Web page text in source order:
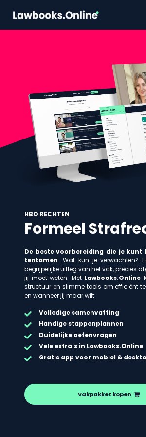
FAQ
Contact
HBO RECHTEN
Formeel
De beste voorbereiding die je kunt
tentamen. Wat kun je verwachten?
begrijpelijke uitleg van het vak, precies
jij moet weten. Met Lawbooks.Online
structuur en slimme tools om efficiënt
en wanneer jij maar wilt.
Volledige samenvatting
Handige stappenplannen
Duidelijke oefenvragen
Vele extra's in Lawbooks.Online
Gratis app voor mobiel &
Vakpakket kopen